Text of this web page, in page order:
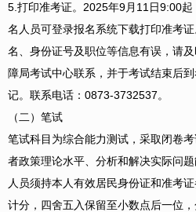
5.打印准考证。 2025年9月11日9:00起
名人员可登录报名系统下载打印准考
名、身份证号及职位等信息有误，请
障局考试中心联系，并于考试结束后
记。联系电话：0873-3732537。
（二）笔试
笔试科目为综合能力测试，采取闭卷
者政策理论水平、分析和解决实际问
人员须持本人有效居民身份证和准考
计分，四舍五入保留至小数点后一位